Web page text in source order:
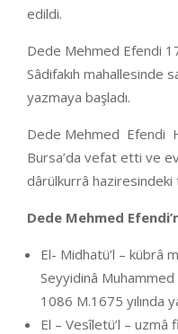
edildi.
Dede Mehmed Efendi
Sâdifakıh mahallesinde
yazmaya başladı.
Dede Mehmed Efendi
Bursa’da vefat etti ve
dârülkurrâ
Dede Mehmed
El- Midhatü’l – kübrâ
Seyyidinâ
1086 M.1675 yılında
El – Vesîletü’l – uzmâ